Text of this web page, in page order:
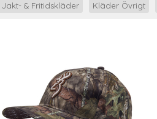
Jakt- & Fritidskläder Kläder Övrigt